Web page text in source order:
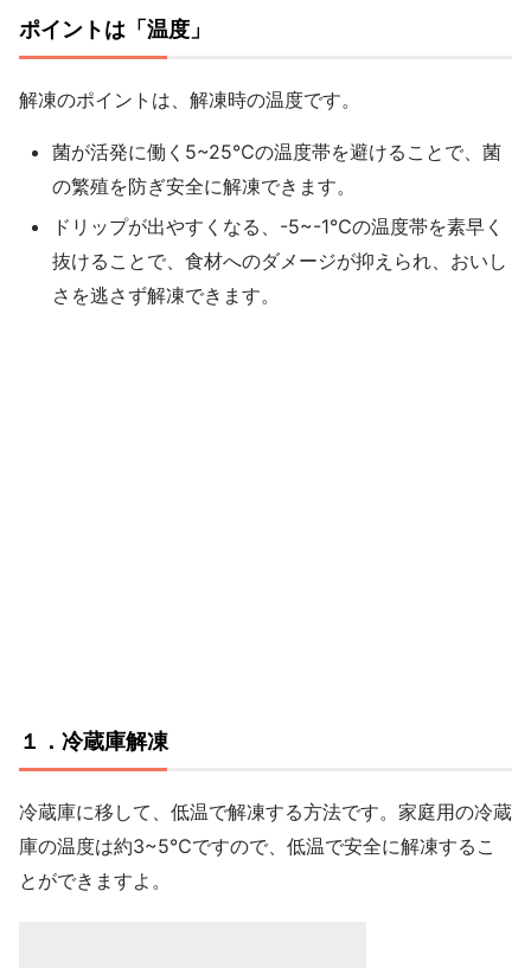
ポイントは「温度」
解凍のポイントは、解凍時の温度です。
菌が活発に働く5~25℃の温度帯を避けることで、菌
の繁殖を防ぎ安全に解凍できます。
ドリップが出やすくなる、-5~-1℃の温度帯を素早く
抜けることで、食材へのダメージが抑えられ、おいし
さを逃さず解凍できます。
１．冷蔵庫解凍
冷蔵庫に移して、低温で解凍する方法です。家庭用の冷蔵
庫の温度は約3~5℃ですので、低温で安全に解凍するこ
とができますよ。